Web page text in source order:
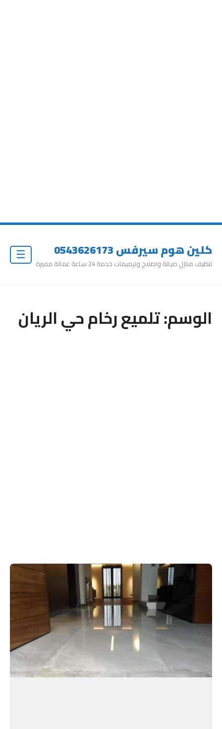
كلين هوم سيرفس 0543626173
تنظيف منازل صيانة واصلاح وترميمات خدمة 24 ساعة عمالة مميزة
الوسم:تلميع رخام حي الريان